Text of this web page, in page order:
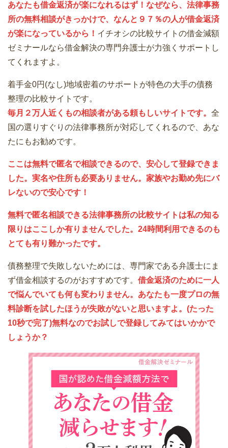
あなたも借金返済が楽になれるはず！なぜなら、法律事務
所の無料相談がきっかけで、なんと９７％の人が借金返済
が楽になっているから！ イチオシの比較サイトの借金減額
ゼミナールなら借金解決の専門弁護士が力強くサポートし
てくれますよ。
着手金0円(なし)地域密着のサポートが特色の大手の債務
整理の比較サイトです。
毎月２万人近くもの相談者がある頼もしいサイトです。 全
国の選りすぐりの法律事務所が対応してくれるので、あな
たにもお勧めです。
ここは無料で匿名で相談できるので、安心して登録できま
した。実名や住所も必要ありません。家族やお勤め先にバ
レないので安心です！
無料で匿名相談できる法律事務所の比較サイトは私の知る
限りはここしか有りませんでした。24時間利用できるのも
とても有り難かったです。
債務整理で失敗しないためには、専門家である弁護士にま
ず借金相談するのがおすすめです。 借金返済のために一人
で悩んでいても何も変わりません。あなたも一度プロの無
料診断を試したほうが失敗がないと思いますよ。(たった
10秒で完了)無料なのでお試しで登録してみてはいかかで
しょうか？